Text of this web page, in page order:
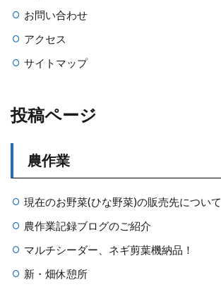
お問い合わせ
アクセス
サイトマップ
投稿ページ
農作業
現在のお野菜(ひな野菜)の販売先について
農作業記録ブログのご紹介
マルチシーダー、ネギ剪葉機納品！
新・畑休憩所